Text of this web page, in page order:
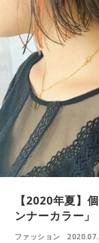
【2020年夏】
ンナーカラー」
ファッション